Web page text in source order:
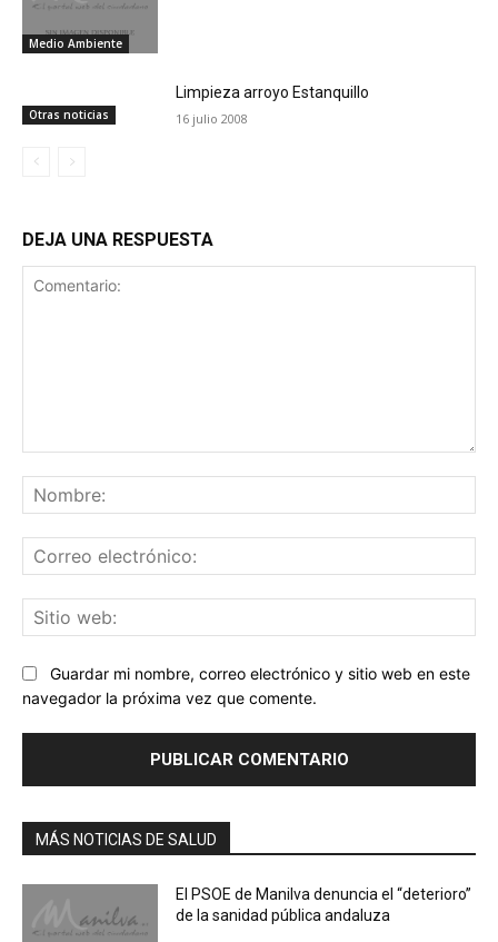
Medio Ambiente
Otras noticias
Limpieza arroyo Estanquillo
16 julio 2008
DEJA UNA RESPUESTA
Guardar mi nombre, correo electrónico y sitio web en este
navegador la próxima vez que comente.
MÁS NOTICIAS DE SALUD
El PSOE de Manilva denuncia el “deterioro”
de la sanidad pública andaluza